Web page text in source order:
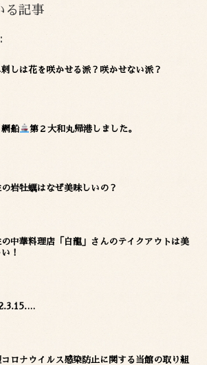
る記事
刺しは花を咲かせる派？咲かせない派？
網船 第２大和丸帰港しました。
岩牡蠣はなぜ美味しいの？
中華料理店「白龍」さんのテイクアウトは美
！
ロナウイルス感染防止に関する当館の取り組